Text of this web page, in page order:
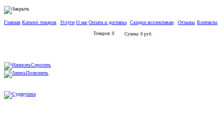
Главная Каталог товаров Услуги О насОплата и доставка Скидки коллективам Отзывы Контакты
Товаров: 0 Сумма: 0 руб.
Спросить
Позвонить